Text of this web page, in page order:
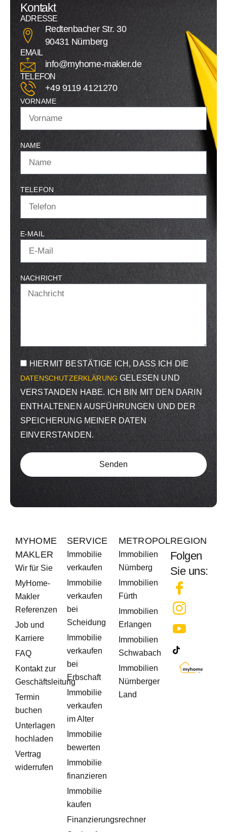
Kontakt
ADRESSE
Redtenbacher Str. 30
90431 Nürnberg
EMAIL
info@myhome-makler.de
TELEFON
+49 9119 4121270
VORNAME
NAME
TELEFON
E-MAIL
NACHRICHT
HIERMIT BESTÄTIGE ICH, DASS ICH DIE
DATENSCHUTZERKLÄRUNGGELESEN UND
VERSTANDEN HABE. ICH BIN MIT DEN DARIN
ENTHALTENEN AUSFÜHRUNGEN UND DER
SPEICHERUNG MEINER DATEN
EINVERSTANDEN.
Senden
MYHOME
MAKLER
Wir für Sie
MyHome-
Makler
Referenzen
Job und
Karriere
FAQ
Kontakt zur
Geschäftsleitung
Termin
buchen
Unterlagen
hochladen
Vertrag
widerrufen
SERVICE
Immobilie
verkaufen
Immobilie
verkaufen
bei
Scheidung
Immobilie
verkaufen
bei
Erbschaft
Immobilie
verkaufen
im Alter
Immobilie
bewerten
Immobilie
finanzieren
Immobilie
kaufen
Finanzierungsrechner
METROPOLREGION
Immobilien
Nürnberg
Immobilien
Fürth
Immobilien
Erlangen
Immobilien
Schwabach
Immobilien
Nürnberger
Land
Folgen
Sie uns: